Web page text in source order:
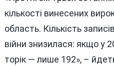
кількості винесених
область. Кількість
війни знизилася: якщо у
торік — лише 192», –